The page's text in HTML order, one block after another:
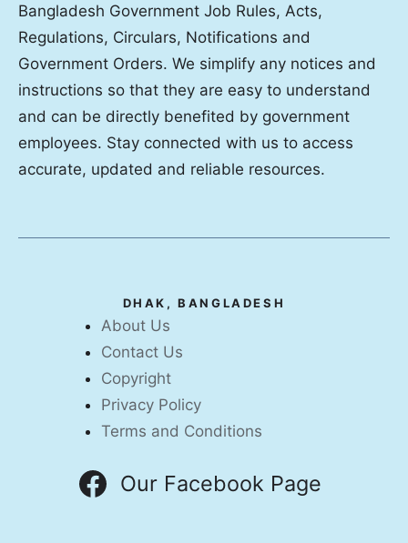
Bangladesh Government Job Rules, Acts,
Regulations, Circulars, Notifications and
Government Orders. We simplify any notices and
instructions so that they are easy to understand
and can be directly benefited by government
employees. Stay connected with us to access
accurate, updated and reliable resources.
DHAK, BANGLADESH
About Us
Contact Us
Copyright
Privacy Policy
Terms and Conditions
Our Facebook Page